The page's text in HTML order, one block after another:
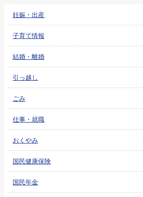
妊娠・出産
子育て情報
結婚・離婚
引っ越し
ごみ
仕事・就職
おくやみ
国民健康保険
国民年金